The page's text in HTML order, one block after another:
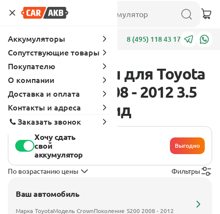
Адреса 8 (495) 118 43 17
Аккумуляторы для Toyota
Crown S200 2008 - 2012 3.5
(296 л.с.), гибрид
Хочу сдать
свой
аккумулятор
Выгодно
По возрастанию цены Фильтры
Ваш автомобиль
Марка ToyotaМодель CrownПоколение S200 2008 - 2012
Аккумуляторы
Сопутствующие товары
Покупателю
О компании
Доставка и оплата
Контакты и адреса
Заказать звонок